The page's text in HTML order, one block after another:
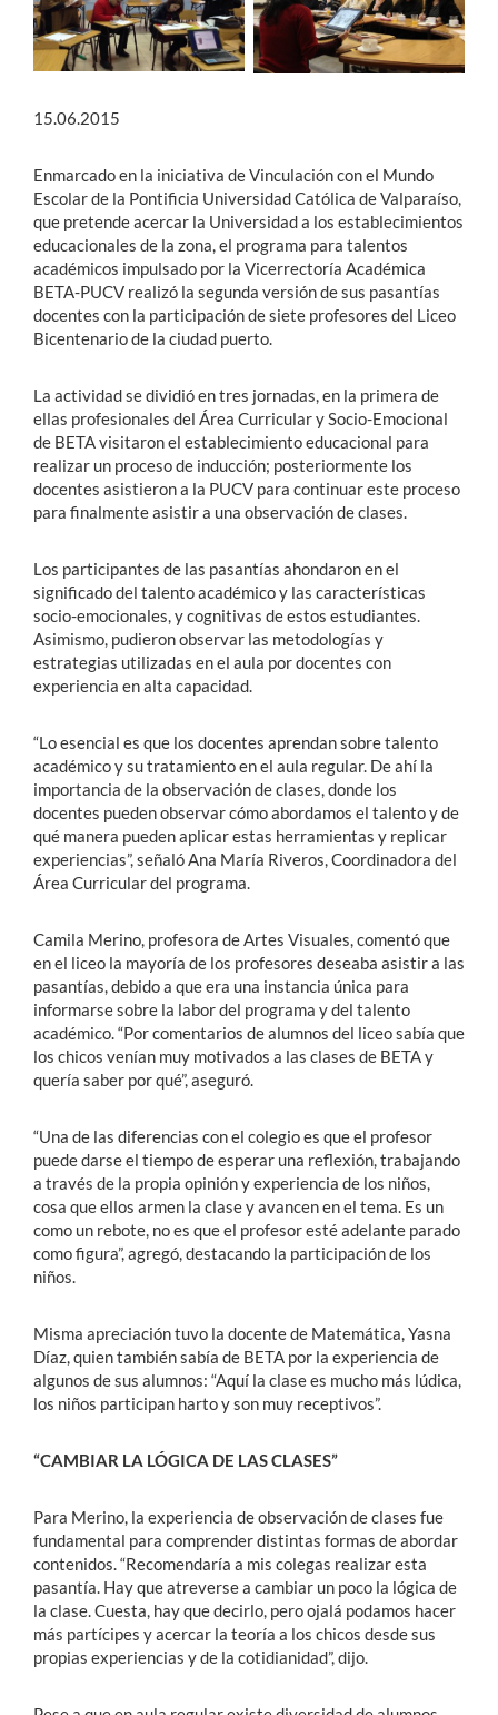
15.06.2015
Enmarcado en la iniciativa de Vinculación con el Mundo
Escolar de la Pontificia Universidad Católica de Valparaíso,
que pretende acercar la Universidad a los establecimientos
educacionales de la zona, el programa para talentos
académicos impulsado por la Vicerrectoría Académica
BETA-PUCV realizó la segunda versión de sus pasantías
docentes con la participación de siete profesores del Liceo
Bicentenario de la ciudad puerto.
La actividad se dividió en tres jornadas, en la primera de
ellas profesionales del Área Curricular y Socio-Emocional
de BETA visitaron el establecimiento educacional para
realizar un proceso de inducción; posteriormente los
docentes asistieron a la PUCV para continuar este proceso
para finalmente asistir a una observación de clases.
Los participantes de las pasantías ahondaron en el
significado del talento académico y las características
socio-emocionales, y cognitivas de estos estudiantes.
Asimismo, pudieron observar las metodologías y
estrategias utilizadas en el aula por docentes con
experiencia en alta capacidad.
“Lo esencial es que los docentes aprendan sobre talento
académico y su tratamiento en el aula regular. De ahí la
importancia de la observación de clases, donde los
docentes pueden observar cómo abordamos el talento y de
qué manera pueden aplicar estas herramientas y replicar
experiencias”, señaló Ana María Riveros, Coordinadora del
Área Curricular del programa.
Camila Merino, profesora de Artes Visuales, comentó que
en el liceo la mayoría de los profesores deseaba asistir a las
pasantías, debido a que era una instancia única para
informarse sobre la labor del programa y del talento
académico. “Por comentarios de alumnos del liceo sabía que
los chicos venían muy motivados a las clases de BETA y
quería saber por qué”, aseguró.
“Una de las diferencias con el colegio es que el profesor
puede darse el tiempo de esperar una reflexión, trabajando
a través de la propia opinión y experiencia de los niños,
cosa que ellos armen la clase y avancen en el tema. Es un
como un rebote, no es que el profesor esté adelante parado
como figura”, agregó, destacando la participación de los
niños.
Misma apreciación tuvo la docente de Matemática, Yasna
Díaz, quien también sabía de BETA por la experiencia de
algunos de sus alumnos: “Aquí la clase es mucho más lúdica,
los niños participan harto y son muy receptivos”.
“CAMBIAR LA LÓGICA DE LAS CLASES”
Para Merino, la experiencia de observación de clases fue
fundamental para comprender distintas formas de abordar
contenidos. “Recomendaría a mis colegas realizar esta
pasantía. Hay que atreverse a cambiar un poco la lógica de
la clase. Cuesta, hay que decirlo, pero ojalá podamos hacer
más partícipes y acercar la teoría a los chicos desde sus
propias experiencias y de la cotidianidad”, dijo.